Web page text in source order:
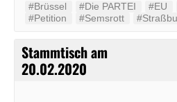
#Brüssel #Die PARTEI #EU
#Petition
#Semsrott
Stammtisch am
20.02.2020